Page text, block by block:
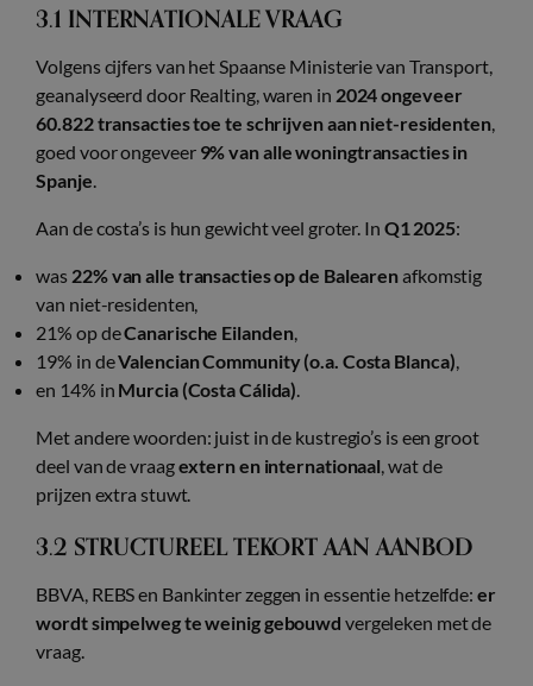
3.1 INTERNATIONALE VRAAG
Volgens cijfers van het Spaanse Ministerie van Transport,
geanalyseerd door Realting, waren in 2024 ongeveer
60.822 transacties toe te schrijven aan niet-residenten,
goed voor ongeveer 9% van alle woningtransacties in
Spanje
Aan de costa’s is hun gewicht veel groter. In Q1 2025:
was 22% van alle transacties op de Balearenafkomstig
van niet-residenten,
21% op deCanarische Eilanden,
19% in deValencian Community (o.a. Costa Blanca)
en 14% in Murcia (Costa Cálida)
Met andere woorden: juist in de kustregio’s is een groot
deel van de vraagextern en internationaal , wat de
prijzen extra stuwt.
3.2 STRUCTUREEL TEKORT AAN AANBOD
BBVA, REBS en Bankinter zeggen in essentie hetzelfde: er
wordt simpelweg te weinig gebouwd vergeleken met de
vraag.